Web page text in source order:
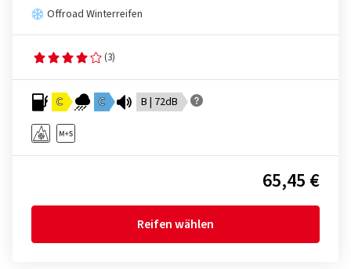
Offroad Winterreifen
(3)
C C B | 72dB
65,45 €
Reifen wählen